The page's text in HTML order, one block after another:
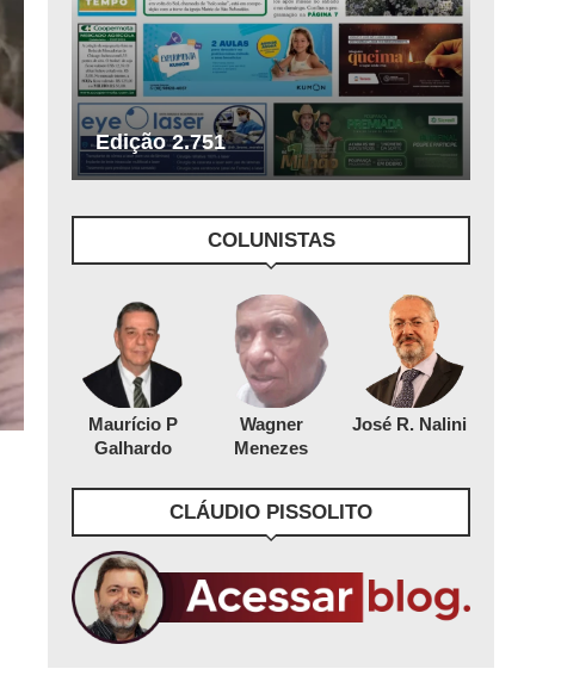
Edição 2.751
COLUNISTAS
Maurício P
Galhardo
Wagner
Menezes
José R. Nalini
CLÁUDIO PISSOLITO